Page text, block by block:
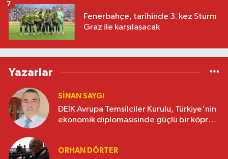
Fenerbahçe, tarihinde 3. kez Sturm
Graz ile karşılaşacak
7
Yazarlar
SINAN SAYGI
DEİK Avrupa Temsilciler Kurulu, Türkiye'nin
ekonomik diplomasisinde güçlü bir köprü
ORHAN DÖRTER